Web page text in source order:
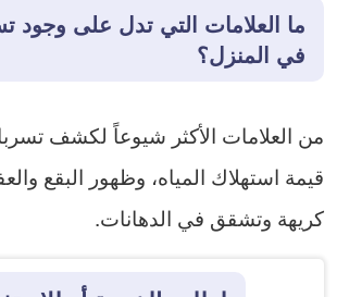
ما العلامات التي تدل على وجود
في المنزل؟
من العلامات الأكثر شيوعاً لكشف
قيمة استهلاك المياه، وظهور البقع
كريهة وتشقق في الدهانات.